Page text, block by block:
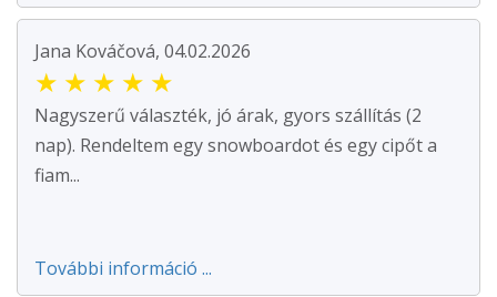
Jana Kováčová, 04.02.2026
★ ★ ★ ★ ★
Nagyszerű választék, jó árak, gyors szállítás (2
nap). Rendeltem egy snowboardot és egy cipőt a
fiam...
További információ ...